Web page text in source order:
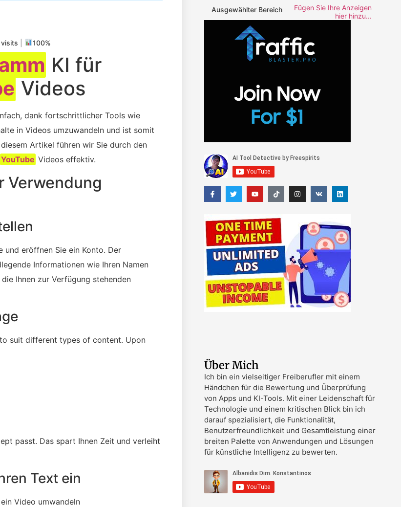
100%
KI für
Videos
dank fortschrittlicher Tools wie
in Videos umzuwandeln und ist somit
Artikel führen wir Sie durch den
YouTube Videos effektiv.
und eröffnen Sie ein Konto. Der
Informationen wie Ihren Namen
Ihnen zur Verfügung stehenden
suit different types of content. Upon
passt. Das spart Ihnen Zeit und verleiht
Text ein
Video umwandeln
Ausgewählter Bereich
Fügen Sie Ihre Anzeigen
hier hinzu...
Über Mich
Ich bin ein vielseitiger Freiberufler mit einem
Händchen für die Bewertung und Überprüfung
von Apps und KI-Tools. Mit einer Leidenschaft für
Technologie und einem kritischen Blick bin ich
darauf spezialisiert, die Funktionalität,
Benutzerfreundlichkeit und Gesamtleistung einer
breiten Palette von Anwendungen und Lösungen
für künstliche Intelligenz zu bewerten.